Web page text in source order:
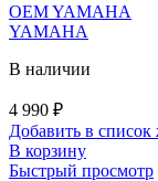
OEM YAMAHA
YAMAHA
В наличии
4 990 ₽
Добавить в список
В корзину
Быстрый просмотр